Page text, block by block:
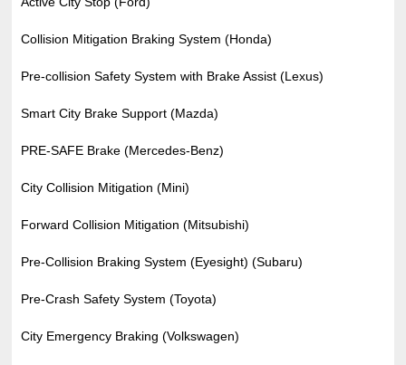
Collision Mitigation Braking System (Honda)
Pre-collision Safety System with Brake Assist (Lexus)
Smart City Brake Support (Mazda)
PRE-SAFE Brake (Mercedes-Benz)
City Collision Mitigation (Mini)
Forward Collision Mitigation (Mitsubishi)
Pre-Collision Braking System (Eyesight) (Subaru)
Pre-Crash Safety System (Toyota)
City Emergency Braking (Volkswagen)